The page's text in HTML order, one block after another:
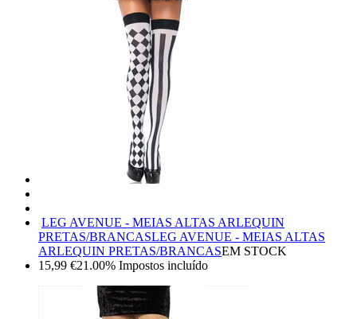
LEG AVENUE - MEIAS ALTAS ARLEQUIN
PRETAS/BRANCASLEG AVENUE - MEIAS ALTAS
ARLEQUIN PRETAS/BRANCASEM STOCK
15,99 €21.00% Impostos incluído